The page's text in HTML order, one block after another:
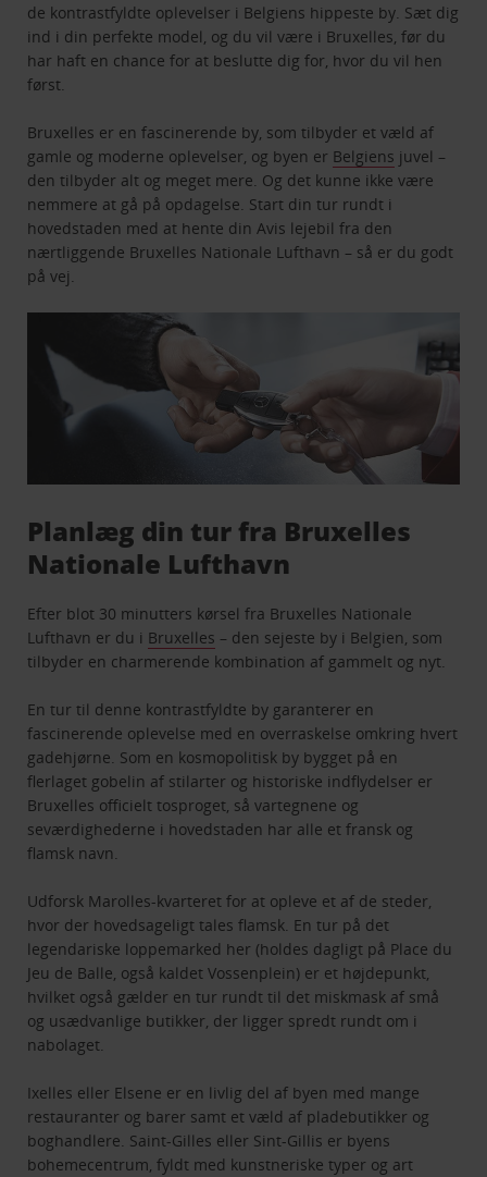
de kontrastfyldte oplevelser i Belgiens hippeste by. Sæt dig
ind i din perfekte model, og du vil være i Bruxelles, før du
har haft en chance for at beslutte dig for, hvor du vil hen
først.
Bruxelles er en fascinerende by, som tilbyder et væld af
gamle og moderne oplevelser, og byen er Belgiens juvel –
den tilbyder alt og meget mere. Og det kunne ikke være
nemmere at gå på opdagelse. Start din tur rundt i
hovedstaden med at hente din Avis lejebil fra den
nærtliggende Bruxelles Nationale Lufthavn – så er du godt
på vej.
Planlæg din tur fra Bruxelles
Nationale Lufthavn
Efter blot 30 minutters kørsel fra Bruxelles Nationale
Lufthavn er du i Bruxelles – den sejeste by i Belgien, som
tilbyder en charmerende kombination af gammelt og nyt.
En tur til denne kontrastfyldte by garanterer en
fascinerende oplevelse med en overraskelse omkring hvert
gadehjørne. Som en kosmopolitisk by bygget på en
flerlaget gobelin af stilarter og historiske indflydelser er
Bruxelles officielt tosproget, så vartegnene og
seværdighederne i hovedstaden har alle et fransk og
flamsk navn.
Udforsk Marolles-kvarteret for at opleve et af de steder,
hvor der hovedsageligt tales flamsk. En tur på det
legendariske loppemarked her (holdes dagligt på Place du
Jeu de Balle, også kaldet Vossenplein) er et højdepunkt,
hvilket også gælder en tur rundt til det miskmask af små
og usædvanlige butikker, der ligger spredt rundt om i
nabolaget.
Ixelles eller Elsene er en livlig del af byen med mange
restauranter og barer samt et væld af pladebutikker og
boghandlere. Saint-Gilles eller Sint-Gillis er byens
bohemecentrum, fyldt med kunstneriske typer og art